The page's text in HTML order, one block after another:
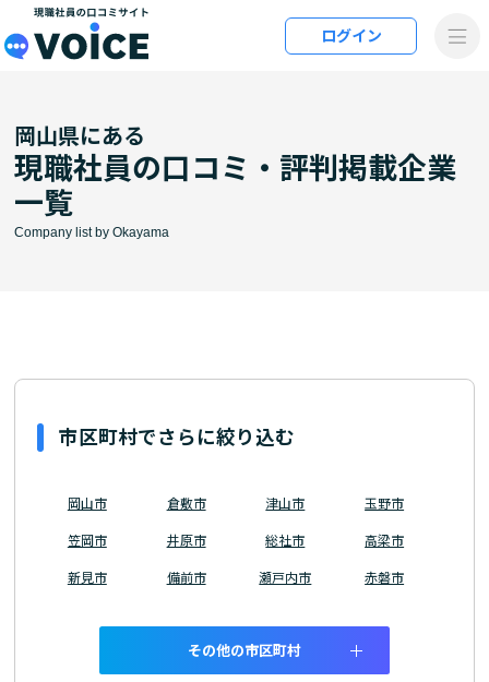
メインコンテンツにスキップ
ログイン
岡山県にある
現職社員の口コミ・評判掲載企業
一覧
Company list by Okayama
市区町村でさらに絞り込む
岡山市 倉敷市 津山市
玉野市
笠岡市
井原市 総社市
高梁市
新見市
備前市 瀬戸内市 赤磐市
その他の市区町村